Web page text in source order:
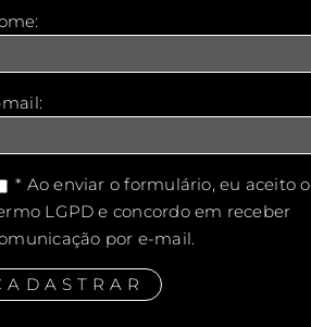
* Ao enviar o formulário, eu aceito o
LGPD e concordo em receber
por e-mail.